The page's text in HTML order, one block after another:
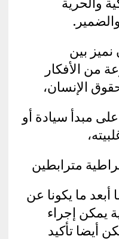
نميز بين
من الأفكار
الإنسان،
مبدأ سيادة أو
مترابطين
ما يكونا عن
يمكن إجراء
أيضا تأكيد